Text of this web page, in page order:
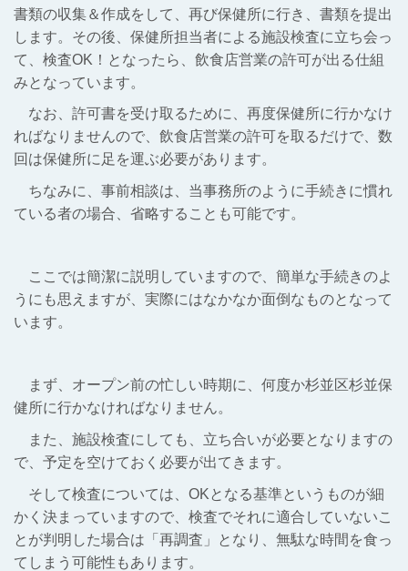
書類の収集＆作成をして、再び保健所に行き、書類を提出
します。その後、保健所担当者による施設検査に立ち会っ
て、検査OK！となったら、飲食店営業の許可が出る仕組
みとなっています。
なお、許可書を受け取るために、再度保健所に行かなけ
ればなりませんので、飲食店営業の許可を取るだけで、数
回は保健所に足を運ぶ必要があります。
ちなみに、事前相談は、当事務所のように手続きに慣れ
ている者の場合、省略することも可能です。
ここでは簡潔に説明していますので、簡単な手続きのよ
うにも思えますが、実際にはなかなか面倒なものとなって
います。
まず、オープン前の忙しい時期に、何度か杉並区杉並保
健所に行かなければなりません。
また、施設検査にしても、立ち合いが必要となりますの
で、予定を空けておく必要が出てきます。
そして検査については、OKとなる基準というものが細
かく決まっていますので、検査でそれに適合していないこ
とが判明した場合は「再調査」となり、無駄な時間を食っ
てしまう可能性もあります。